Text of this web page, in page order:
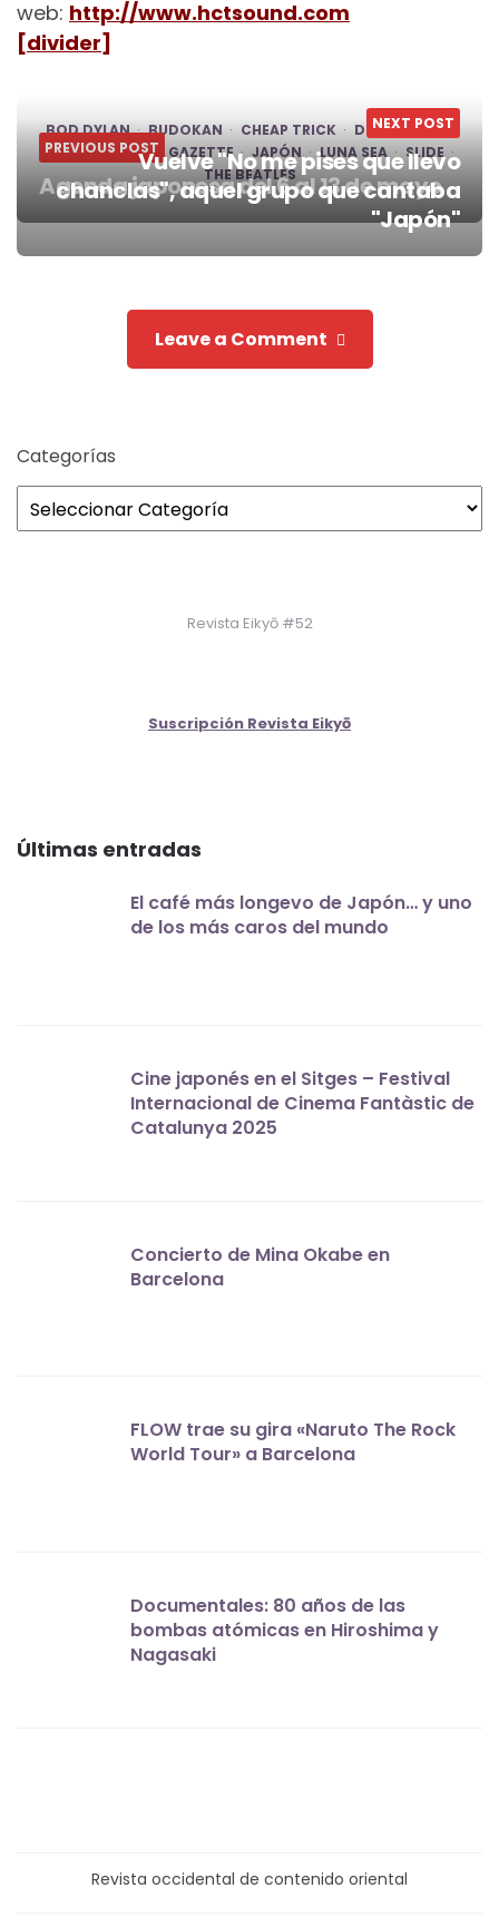
web: http://www.hctsound.com
[divider]
BOD DYLAN BUDOKAN CHEAP TRICK
DEEP PURPLE
ERIC CLAPTON
GAZETTE JAPÓN LUNA SEA
SLIDE
THE BEATLES
Post
navigation
PREVIOUS POST
Agenda japonesa del 6 al 13 de mayo
NEXT POST
Vuelve "No me pises que llevo
chanclas", aquel grupo que cantaba
"Japón"
Leave a Comment
Categorías
Revista Eikyō #52
Suscripción Revista Eikyō
Últimas entradas
El café más longevo de Japón… y uno
de los más caros del mundo
Cine japonés en el Sitges – Festival
Internacional de Cinema Fantàstic de
Catalunya 2025
Concierto de Mina Okabe en
Barcelona
FLOW trae su gira «Naruto The Rock
World Tour» a Barcelona
Documentales: 80 años de las
bombas atómicas en Hiroshima y
Nagasaki
Revista occidental de contenido oriental